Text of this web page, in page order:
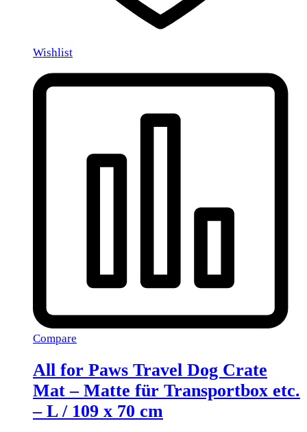
Wishlist
Compare
All for Paws Travel Dog Crate
Mat – Matte für Transportbox etc.
– L / 109 x 70 cm